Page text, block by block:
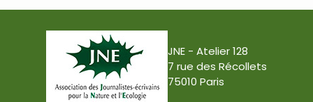
JNE - Atelier 128
7 rue des Récollets
75010 Paris